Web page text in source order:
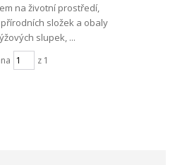
na životní prostředí,
složek a obaly
slupek, ...
z 1